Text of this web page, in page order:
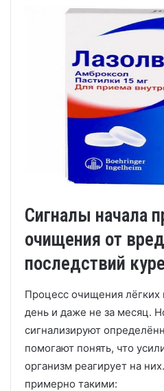
Сигналы начала
очищения от
последствий
Процесс очищения лёгких
день и даже не за месяц.
сигнализируют
помогают понять, что
организм реагирует на
примерно такими: